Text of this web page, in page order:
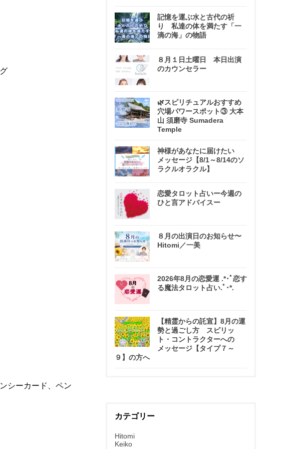
シーカード、ペン
記憶を運ぶ水と古代の祈
り 私達の体を満たす「一
滴の海」の物語
８月１日土曜日 本日出演
のカウンセラー
🌿スピリチュアルおすすめ
穴場パワースポット③ 大本
山 須磨寺 Sumadera
Temple
神様があなたに届けたい
メッセージ【8/1～8/14のソ
ラクルオラクル】
恋愛タロット占いー今週の
ひと言アドバイスー
８月の出演日のお知らせ〜
Hitomi／一美
2026年8月の恋愛運 .*･ﾟ恋す
る魔法タロット占い.ﾟ･*.
【精霊からの託宣】8月の運
勢と過ごし方 スピリッ
ト・コントラクターへの
メッセージ【タイプ７～
９】の方へ
カテゴリー
Hitomi
Keiko